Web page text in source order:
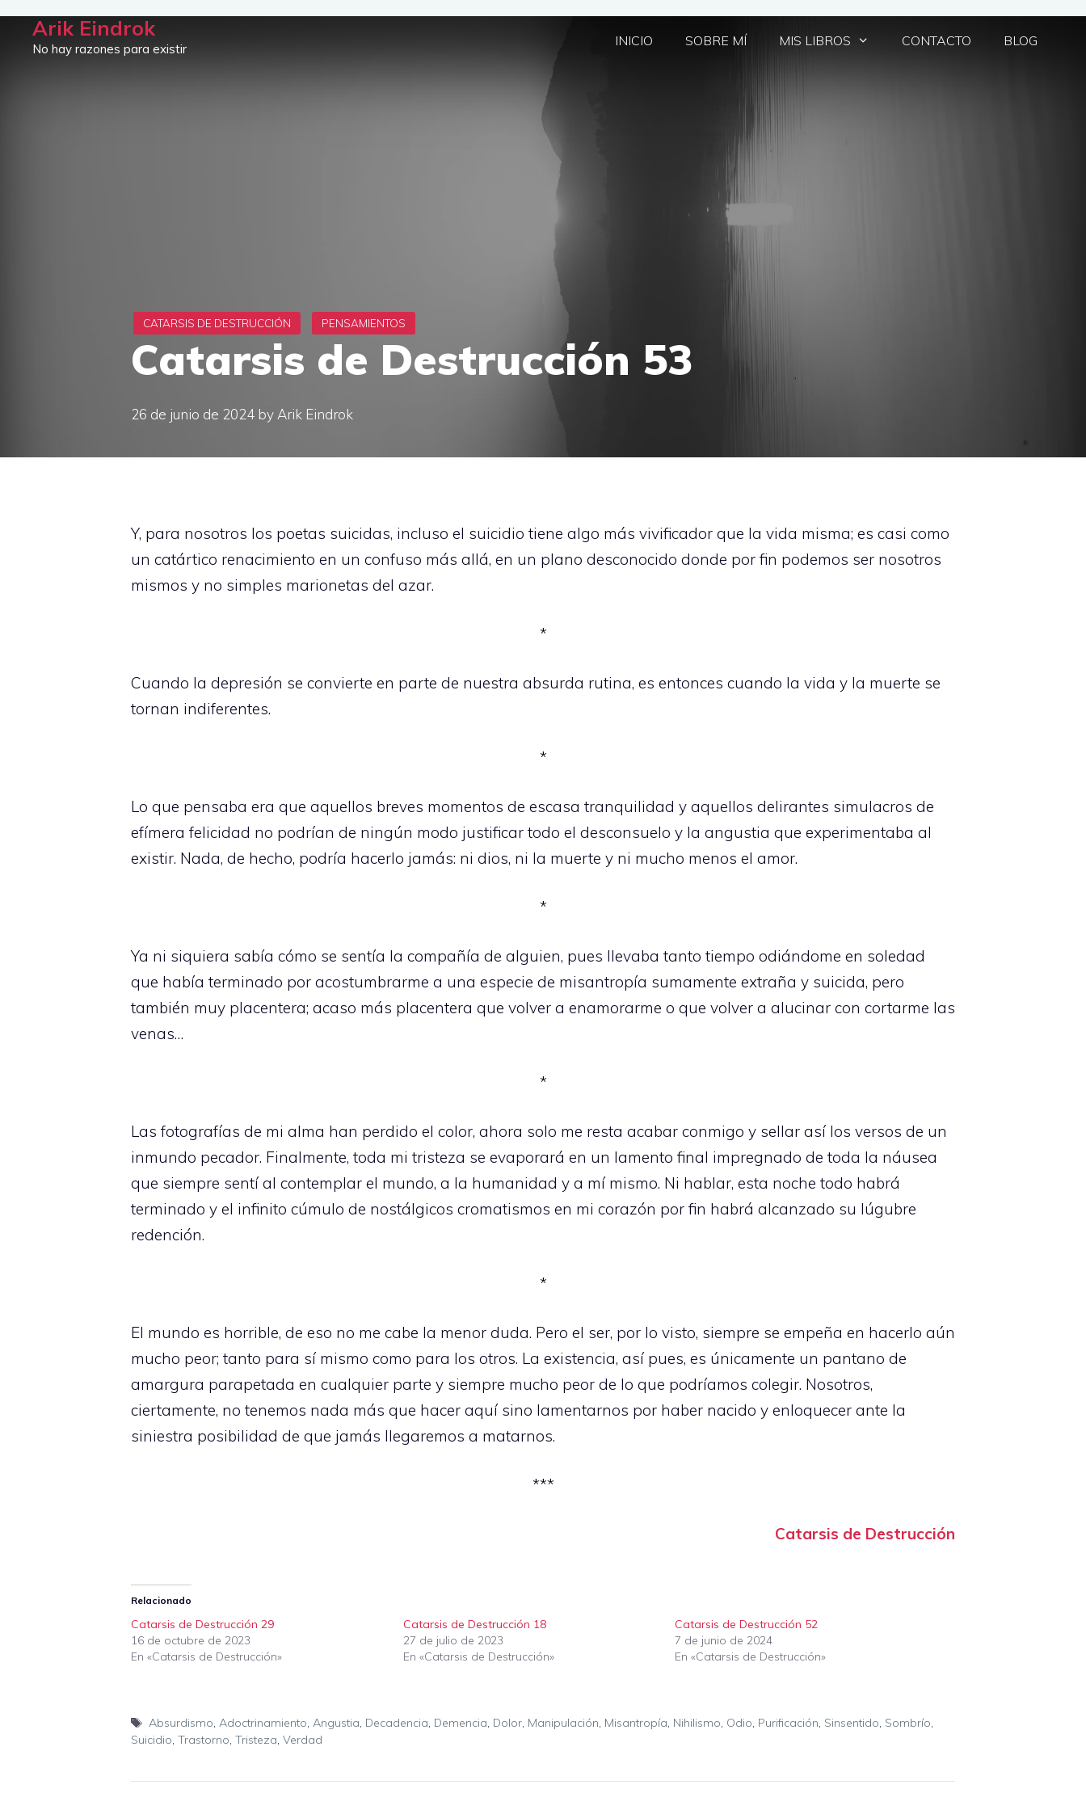
Saltar
Arik Eindrok
No hay razones para existir
INICIO SOBRE MÍ MIS LIBROS CONTACTO BLOG
Catarsis de Destrucción 53
26 de junio de 2024 by Arik Eindrok
Y, para nosotros los poetas suicidas, incluso el suicidio tiene algo más vivificador que la vida misma; es casi como
un catártico renacimiento en un confuso más allá, en un plano desconocido donde por fin podemos ser nosotros
mismos y no simples marionetas del azar.
*
Cuando la depresión se convierte en parte de nuestra absurda rutina, es entonces cuando la vida y la muerte se
tornan indiferentes.
*
Lo que pensaba era que aquellos breves momentos de escasa tranquilidad y aquellos delirantes simulacros de
efímera felicidad no podrían de ningún modo justificar todo el desconsuelo y la angustia que experimentaba al
existir. Nada, de hecho, podría hacerlo jamás: ni dios, ni la muerte y ni mucho menos el amor.
*
Ya ni siquiera sabía cómo se sentía la compañía de alguien, pues llevaba tanto tiempo odiándome en soledad
que había terminado por acostumbrarme a una especie de misantropía sumamente extraña y suicida, pero
también muy placentera; acaso más placentera que volver a enamorarme o que volver a alucinar con cortarme las
venas…
*
Las fotografías de mi alma han perdido el color, ahora solo me resta acabar conmigo y sellar así los versos de un
inmundo pecador. Finalmente, toda mi tristeza se evaporará en un lamento final impregnado de toda la náusea
que siempre sentí al contemplar el mundo, a la humanidad y a mí mismo. Ni hablar, esta noche todo habrá
terminado y el infinito cúmulo de nostálgicos cromatismos en mi corazón por fin habrá alcanzado su lúgubre
redención.
*
El mundo es horrible, de eso no me cabe la menor duda. Pero el ser, por lo visto, siempre se empeña en hacerlo aún
mucho peor; tanto para sí mismo como para los otros. La existencia, así pues, es únicamente un pantano de
amargura parapetada en cualquier parte y siempre mucho peor de lo que podríamos colegir. Nosotros,
ciertamente, no tenemos nada más que hacer aquí sino lamentarnos por haber nacido y enloquecer ante la
siniestra posibilidad de que jamás llegaremos a matarnos.
***
Catarsis de Destrucción
Relacionado
Catarsis de Destrucción 29
16 de octubre de 2023
En «Catarsis de Destrucción»
Catarsis de Destrucción 18
27 de julio de 2023
En «Catarsis de Destrucción»
Catarsis de Destrucción 52
7 de junio de 2024
En «Catarsis de Destrucción»
Etiquetas
Absurdismo, Adoctrinamiento, Angustia, Decadencia, Demencia, Dolor, Manipulación, Misantropía, Nihilismo, Odio, Purificación, Sinsentido, Sombrío,
Suicidio, Trastorno, Tristeza, Verdad